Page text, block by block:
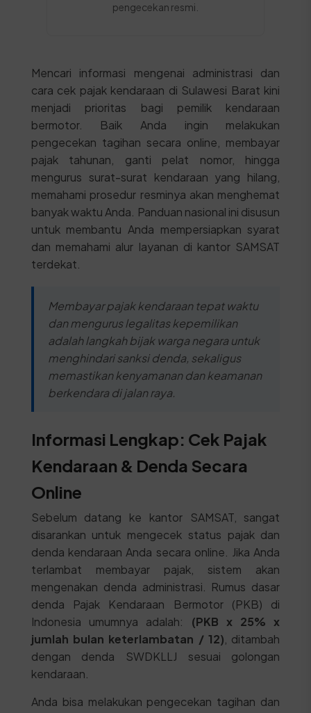
pengecekan resmi.
Mencari informasi mengenai administrasi dan
cara cek pajak kendaraan di Sulawesi Barat kini
menjadi prioritas bagi pemilik kendaraan
bermotor. Baik Anda ingin melakukan
pengecekan tagihan secara online, membayar
pajak tahunan, ganti pelat nomor, hingga
mengurus surat-surat kendaraan yang hilang,
memahami prosedur resminya akan menghemat
banyak waktu Anda. Panduan nasional ini disusun
untuk membantu Anda mempersiapkan syarat
dan memahami alur layanan di kantor SAMSAT
terdekat.
Membayar pajak kendaraan tepat waktu
dan mengurus legalitas kepemilikan
adalah langkah bijak warga negara untuk
menghindari sanksi denda, sekaligus
memastikan kenyamanan dan keamanan
berkendara di jalan raya.
Informasi Lengkap: Cek Pajak
Kendaraan & Denda Secara
Online
Sebelum datang ke kantor SAMSAT, sangat
disarankan untuk mengecek status pajak dan
denda kendaraan Anda secara online. Jika Anda
terlambat membayar pajak, sistem akan
mengenakan denda administrasi. Rumus dasar
denda Pajak Kendaraan Bermotor (PKB) di
Indonesia umumnya adalah: (PKB x 25% x
jumlah bulan keterlambatan / 12) , ditambah
dengan denda SWDKLLJ sesuai golongan
kendaraan.
Anda bisa melakukan pengecekan tagihan dan